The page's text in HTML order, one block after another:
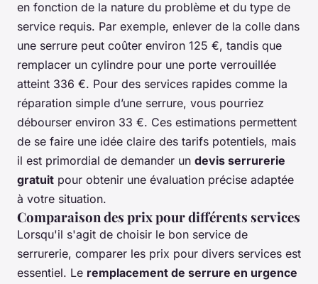
en fonction de la nature du problème et du type de
service requis. Par exemple, enlever de la colle dans
une serrure peut coûter environ 125 €, tandis que
remplacer un cylindre pour une porte verrouillée
atteint 336 €. Pour des services rapides comme la
réparation simple d’une serrure, vous pourriez
débourser environ 33 €. Ces estimations permettent
de se faire une idée claire des tarifs potentiels, mais
il est primordial de demander un devis serrurerie
gratuit pour obtenir une évaluation précise adaptée
à votre situation.
Comparaison des prix pour différents services
Lorsqu'il s'agit de choisir le bon service de
serrurerie, comparer les prix pour divers services est
essentiel. Le remplacement de serrure en urgence